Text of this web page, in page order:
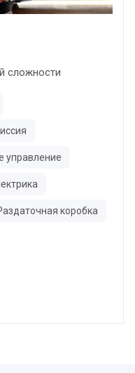
сложности
управление
коробка